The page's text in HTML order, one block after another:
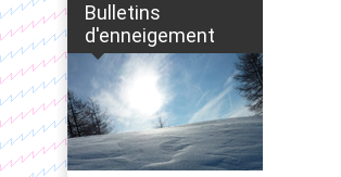
Bulletins
d'enneigement